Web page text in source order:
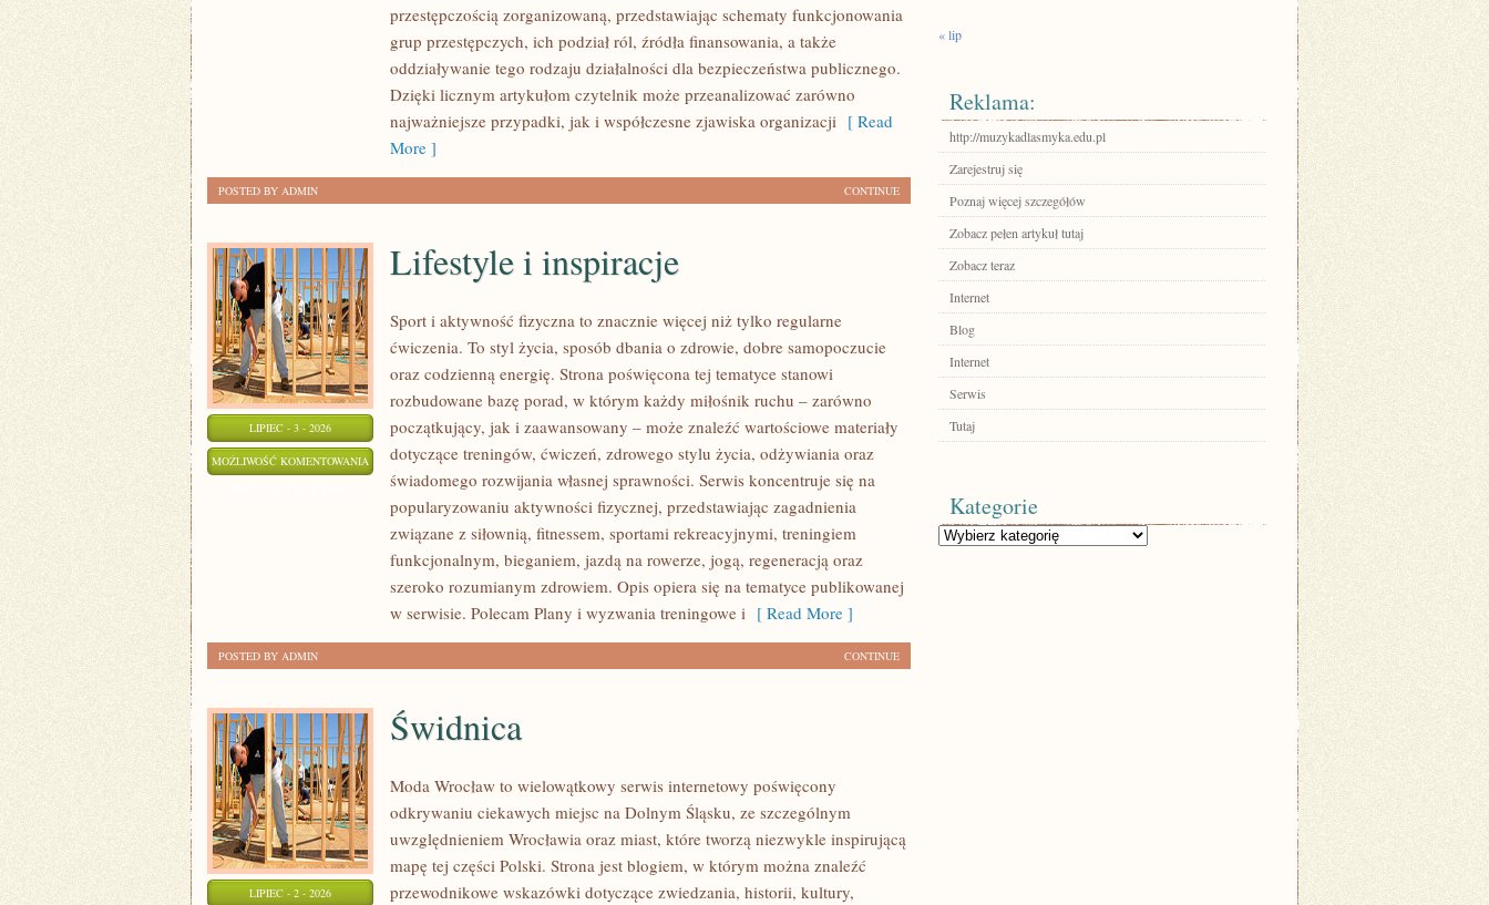
przestępczością zorganizowaną, przedstawiając schematy funkcjonowania
grup przestępczych, ich podział ról, źródła finansowania, a także
oddziaływanie tego rodzaju działalności dla bezpieczeństwa publicznego.
Dzięki licznym artykułom czytelnik może przeanalizować zarówno
najważniejsze przypadki, jak i współczesne zjawiska organizacji [ Read
More ]
CONTINUE
POSTED BY ADMIN
LIPIEC - 3 - 2026
MOŻLIWOŚĆ KOMENTOWANIA LIFESTYLE
INSPIRACJE
Lifestyle i inspiracje
Sport i aktywność fizyczna to znacznie więcej niż tylko regularne
ćwiczenia. To styl życia, sposób dbania o zdrowie, dobre samopoczucie
oraz codzienną energię. Strona poświęcona tej tematyce stanowi
rozbudowane bazę porad, w którym każdy miłośnik ruchu – zarówno
początkujący, jak i zaawansowany – może znaleźć wartościowe materiały
dotyczące treningów, ćwiczeń, zdrowego stylu życia, odżywiania oraz
świadomego rozwijania własnej sprawności. Serwis koncentruje się na
popularyzowaniu aktywności fizycznej, przedstawiając zagadnienia
związane z siłownią, fitnessem, sportami rekreacyjnymi, treningiem
funkcjonalnym, bieganiem, jazdą na rowerze, jogą, regeneracją oraz
szeroko rozumianym zdrowiem. Opis opiera się na tematyce publikowanej
w serwisie. Polecam Plany i wyzwania treningowe i [ Read More ]
CONTINUE
POSTED BY ADMIN
LIPIEC - 2 - 2026
Świdnica
Moda Wrocław to wielowątkowy serwis internetowy poświęcony
odkrywaniu ciekawych miejsc na Dolnym Śląsku, ze szczególnym
uwzględnieniem Wrocławia oraz miast, które tworzą niezwykle inspirującą
mapę tej części Polski. Strona jest blogiem, w którym można znaleźć
przewodnikowe wskazówki dotyczące zwiedzania, historii, kultury,
« lip
Reklama:
http://muzykadlasmyka.edu.pl
Zarejestruj się
Poznaj więcej szczegółów
Zobacz pełen artykuł tutaj
Zobacz teraz
Internet
Blog
Internet
Serwis
Tutaj
Kategorie
Kategorie